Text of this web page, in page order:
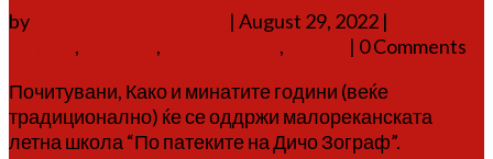
by | August 29, 2022 |
, , ,
| 0 Comments
Почитувани, Како и минатите години (веќе
традиционално) ќе се оддржи малореканската
летна школа “По патеките на Дичо Зограф”.